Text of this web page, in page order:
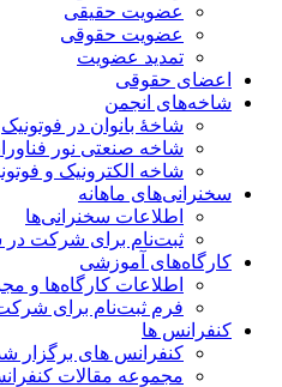
عضویت حقیقی
عضویت حقوقی
تمدید عضویت
اعضای حقوقی
شاخه‌های انجمن
شاخۀ بانوان در فوتونیک
شاخه صنعتی نور فناوران
شاخه‌ الکترونیک و
سخنرانی‌های ماهانه
اطلاعات سخنرانی‌‌ها
ثبت‌نام برای شرکت در
کارگاه‌های آموزشی
اطلاعات کارگاه‌ها و
فرم ثبت‌نام برای شرکت
کنفرانس ها
کنفرانس های برگزار
مجموعه مقالات